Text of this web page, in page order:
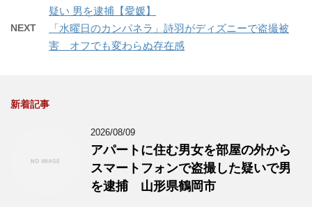
疑い 男を逮捕【愛媛】
NEXT
「水曜日のカンパネラ」詩羽がディズニーで盗撮被
害 オフでも変わらぬ存在感
新着記事
2026/08/09
アパートに住む男女を部屋の外から
スマートフォンで盗撮した疑いで男
を逮捕 山形県鶴岡市